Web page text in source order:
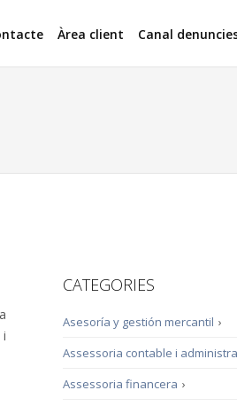
Àrea client Canal
i
CATEGORIES
›
Asesoría y gestión mercantil
Assessoria contable i
›
Assessoria financera